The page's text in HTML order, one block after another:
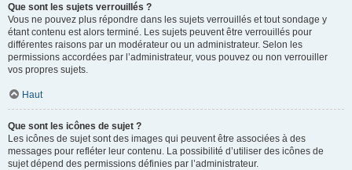
Que sont les sujets verrouillés ?
Vous ne pouvez plus répondre dans les sujets verrouillés et tout sondage y
étant contenu est alors terminé. Les sujets peuvent être verrouillés pour
différentes raisons par un modérateur ou un administrateur. Selon les
permissions accordées par l’administrateur, vous pouvez ou non verrouiller
vos propres sujets.
Haut
Que sont les icônes de sujet ?
Les icônes de sujet sont des images qui peuvent être associées à des
messages pour refléter leur contenu. La possibilité d’utiliser des icônes de
sujet dépend des permissions définies par l’administrateur.